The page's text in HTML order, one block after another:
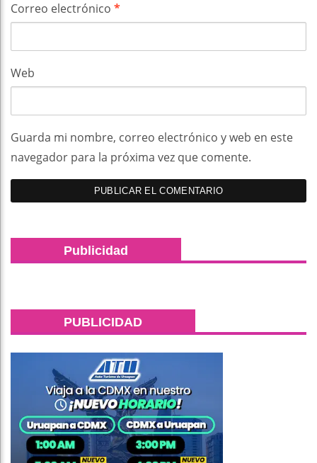
Correo electrónico *
Web
Guarda mi nombre, correo electrónico y web en este
navegador para la próxima vez que comente.
Publicidad
PUBLICIDAD